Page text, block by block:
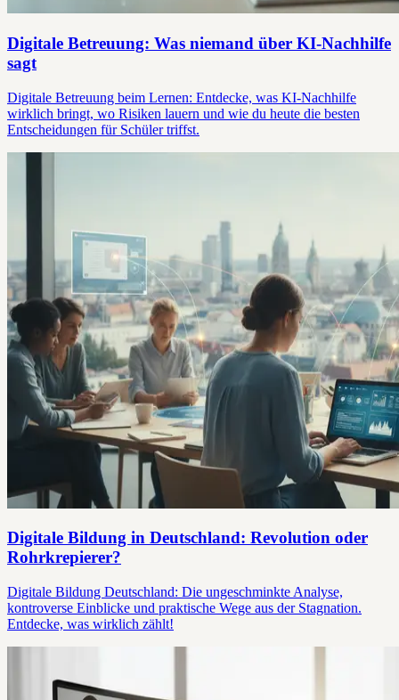
Digitale Betreuung: Was niemand über KI-Nachhilfe
sagt
Digitale Betreuung beim Lernen: Entdecke, was KI-Nachhilfe
wirklich bringt, wo Risiken lauern und wie du heute die besten
Entscheidungen für Schüler triffst.
Digitale Bildung in Deutschland: Revolution oder
Rohrkrepierer?
Digitale Bildung Deutschland: Die ungeschminkte Analyse,
kontroverse Einblicke und praktische Wege aus der Stagnation.
Entdecke, was wirklich zählt!